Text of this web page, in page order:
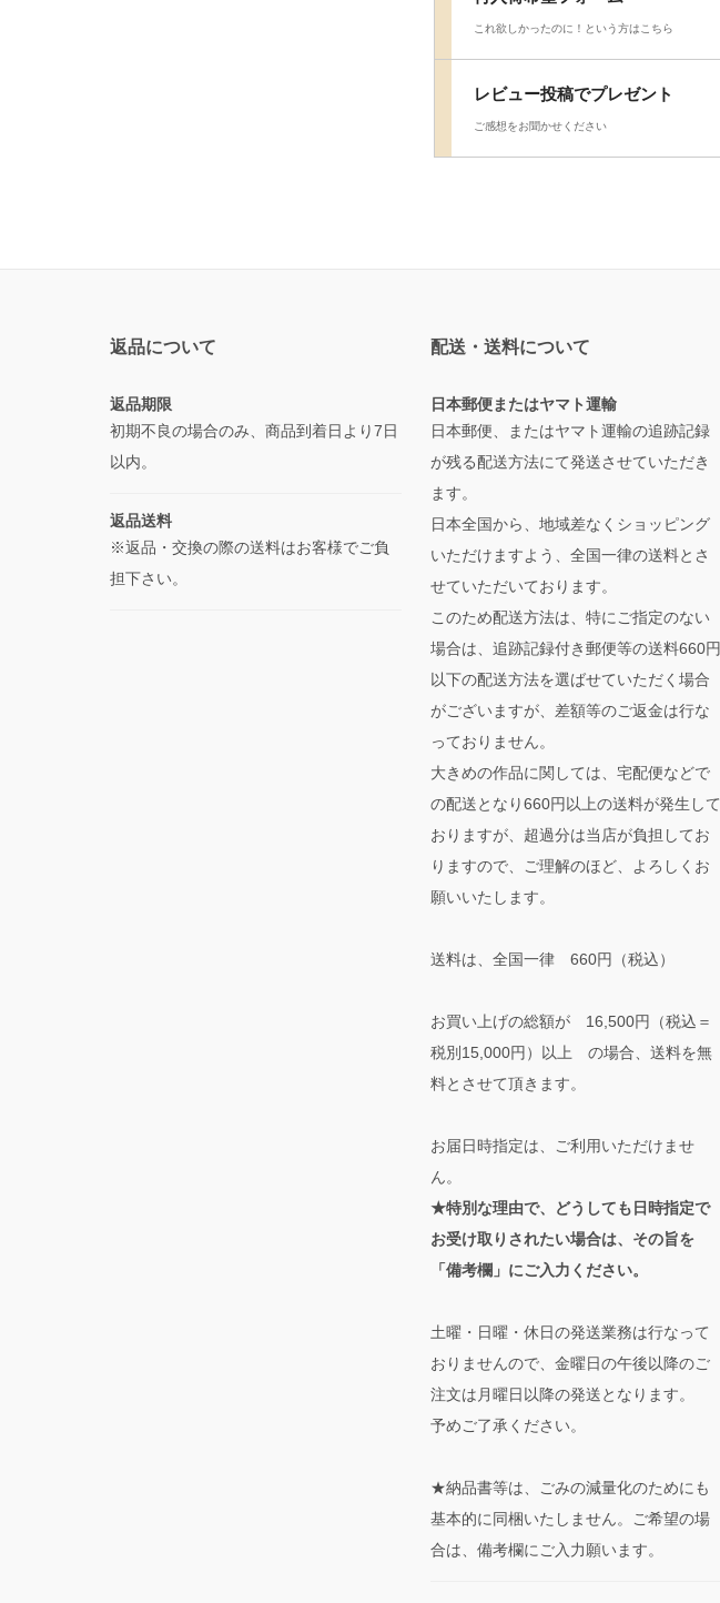
これ欲しかったのに！という方はこちら
レビュー投稿でプレゼント
ご感想をお聞かせください
返品について
返品期限
初期不良の場合のみ、商品到着日より7日
以内。
返品送料
※返品・交換の際の送料はお客様でご負
担下さい。
配送・送料について
日本郵便またはヤマト運輸
日本郵便、またはヤマト運輸の追跡記録
が残る配送方法にて発送させていただき
ます。
日本全国から、地域差なくショッピング
いただけますよう、全国一律の送料とさ
せていただいております。
このため配送方法は、特にご指定のない
場合は、追跡記録付き郵便等の送料660円
以下の配送方法を選ばせていただく場合
がございますが、差額等のご返金は行な
っておりません。
大きめの作品に関しては、宅配便などで
の配送となり660円以上の送料が発生して
おりますが、超過分は当店が負担してお
りますので、ご理解のほど、よろしくお
願いいたします。
送料は、全国一律 660円（税込）
お買い上げの総額が 16,500円（税込＝
税別15,000円）以上 の場合、送料を無
料とさせて頂きます。
お届日時指定は、ご利用いただけませ
ん。
★特別な理由で、どうしても日時指定で
お受け取りされたい場合は、その旨を
「備考欄」にご入力ください。
土曜・日曜・休日の発送業務は行なって
おりませんので、金曜日の午後以降のご
注文は月曜日以降の発送となります。
予めご了承ください。
★納品書等は、ごみの減量化のためにも
基本的に同梱いたしません。ご希望の場
合は、備考欄にご入力願います。